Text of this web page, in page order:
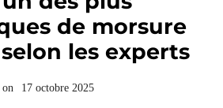
de morsure
les experts
on 17 octobre 2025